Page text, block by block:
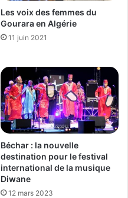
Les voix des femmes du
Gourara en Algérie
11 juin 2021
Béchar : la nouvelle
destination pour le festival
international de la musique
Diwane
12 mars 2023